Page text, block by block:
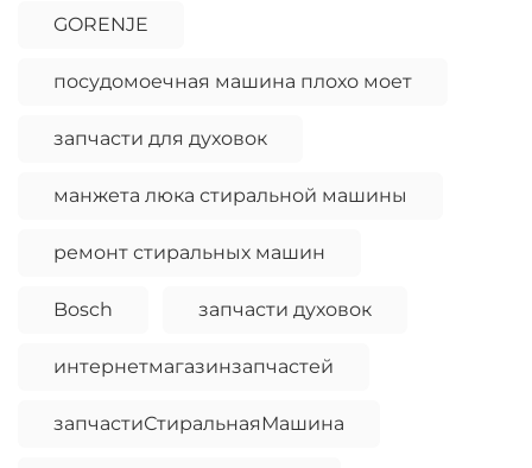
GORENJE
посудомоечная машина плохо моет
запчасти для духовок
манжета люка стиральной машины
ремонт стиральных машин
Bosch запчасти духовок
интернетмагазинзапчастей
запчастиСтиральнаяМашина